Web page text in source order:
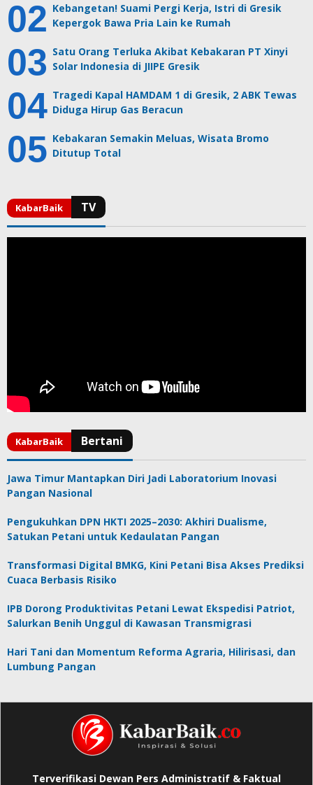
Kebangetan! Suami Pergi Kerja, Istri di Gresik
Kepergok Bawa Pria Lain ke Rumah
Satu Orang Terluka Akibat Kebakaran PT Xinyi
Solar Indonesia di JIIPE Gresik
Tragedi Kapal HAMDAM 1 di Gresik, 2 ABK Tewas
Diduga Hirup Gas Beracun
Kebakaran Semakin Meluas, Wisata Bromo
Ditutup Total
Jawa Timur Mantapkan Diri Jadi Laboratorium Inovasi
Pangan Nasional
Pengukuhkan DPN HKTI 2025–2030: Akhiri Dualisme,
Satukan Petani untuk Kedaulatan Pangan
Transformasi Digital BMKG, Kini Petani Bisa Akses Prediksi
Cuaca Berbasis Risiko
IPB Dorong Produktivitas Petani Lewat Ekspedisi Patriot,
Salurkan Benih Unggul di Kawasan Transmigrasi
Hari Tani dan Momentum Reforma Agraria, Hilirisasi, dan
Lumbung Pangan
Terverifikasi Dewan Pers Administratif & Faktual